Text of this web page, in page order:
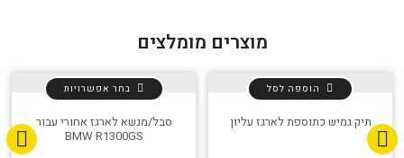
מוצרים מומלצים
תיק גמיש כתוספת לארגז עליון
הוספה לסל
סבל/מנשא לארגז אחורי עבור
BMW R1300GS
בחר אפשרויות